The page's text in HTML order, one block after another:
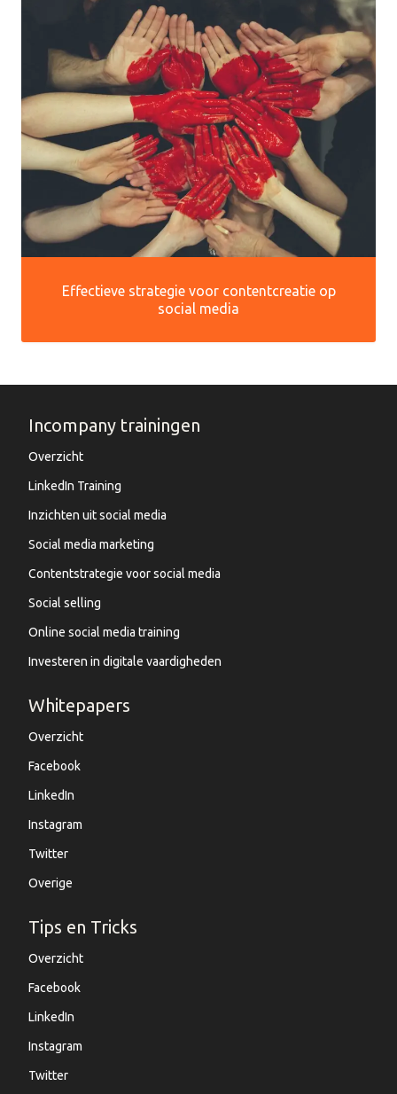
Effectieve strategie voor contentcreatie op
social media
Incompany trainingen
Overzicht
LinkedIn Training
Inzichten uit social media
Social media marketing
Contentstrategie voor social media
Social selling
Online social media training
Investeren in digitale vaardigheden
Whitepapers
Overzicht
Facebook
LinkedIn
Instagram
Twitter
Overige
Tips en Tricks
Overzicht
Facebook
LinkedIn
Instagram
Twitter